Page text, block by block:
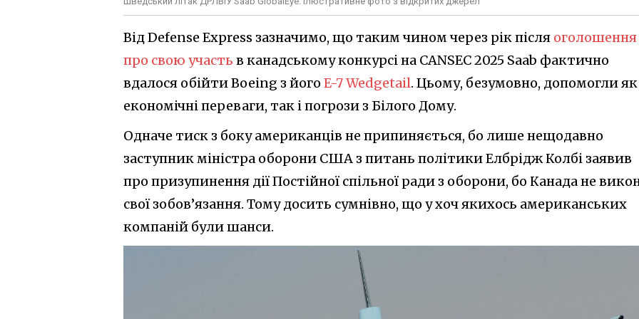
Від Defense Express зазначимо, що таким чином через рік після оголошення
про свою участь в канадському конкурсі на CANSEC 2025 Saab фактично
вдалося обійти Boeing з його E-7 Wedgetail. Цьому, безумовно, допомогли як
економічні переваги, так і погрози з Білого Дому.
Одначе тиск з боку американців не припиняється, бо лише нещодавно
заступник міністра оборони США з питань політики Елбрідж Колбі заявив
про призупинення дії Постійної спільної ради з оборони, бо Канада не
свої зобов’язання. Тому досить сумнівно, що у хоч якихось американських
компаній були шанси.